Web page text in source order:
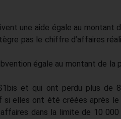
une aide égale au montant
pas le chiffre d’affaires
égale au montant de la
et qui ont perdu plus de
elles ont été créées après
dans la limite de 10